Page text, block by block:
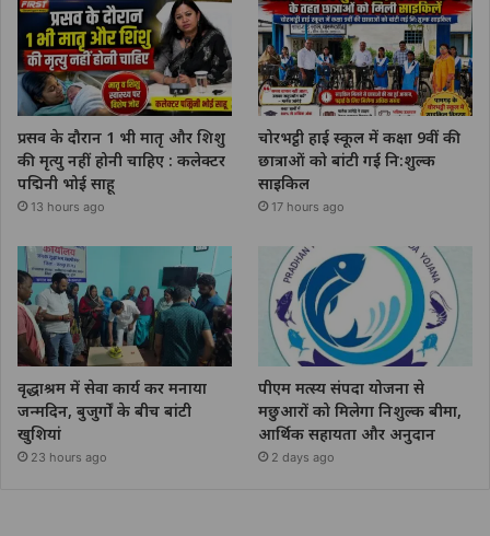
प्रसव के दौरान 1 भी मातृ और शिशु
की मृत्यु नहीं होनी चाहिए : कलेक्टर
पद्मिनी भोई साहू
13 hours ago
चोरभट्ठी हाई स्कूल में कक्षा 9वीं की
छात्राओं को बांटी गई नि:शुल्क
साइकिल
17 hours ago
वृद्धाश्रम में सेवा कार्य कर मनाया
जन्मदिन, बुजुर्गों के बीच बांटी
खुशियां
23 hours ago
पीएम मत्स्य संपदा योजना से
मछुआरों को मिलेगा निशुल्क बीमा,
आर्थिक सहायता और अनुदान
2 days ago